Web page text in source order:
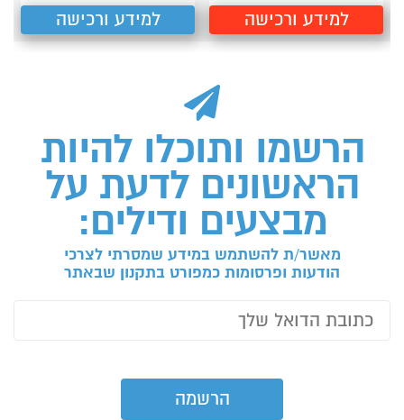
למידע ורכישה למידע ורכישה
הרשמו ותוכלו להיות
הראשונים לדעת על
מבצעים ודילים:
מאשר/ת להשתמש במידע שמסרתי לצרכי
הודעות ופרסומות כמפורט בתקנון שבאתר